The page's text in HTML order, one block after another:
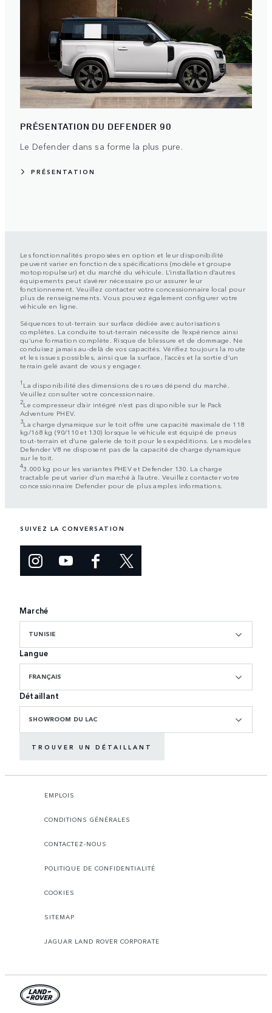
PRÉSENTATION DU DEFENDER 90
Le Defender dans sa forme la plus pure.
PRÉSENTATION
Les fonctionnalités proposées en option et leur disponibilité
peuvent varier en fonction des spécifications (modèle et groupe
motopropulseur) et du marché du véhicule. L’installation d’autres
équipements peut s’avérer nécessaire pour assurer leur
fonctionnement. Veuillez contacter votre concessionnaire local pour
plus de renseignements. Vous pouvez également configurer votre
véhicule en ligne.
Séquences tout-terrain sur surface dédiée avec autorisations
complètes. La conduite tout-terrain nécessite de l’expérience ainsi
qu’une formation complète. Risque de blessure et de dommage. Ne
conduisez jamais au-delà de vos capacités. Vérifiez toujours la route
et les issues possibles, ainsi que la surface, l’accès et la sortie d’un
terrain gelé avant de vous y engager.
1 La disponibilité des dimensions des roues dépend du marché.
Veuillez consulter votre concessionnaire.
2Le compresseur d’air intégré n’est pas disponible sur le Pack
Adventure PHEV.
3La charge dynamique sur le toit offre une capacité maximale de 118
kg/168 kg (90/110 et 130) lorsque le véhicule est équipé de pneus
tout-terrain et d’une galerie de toit pour les expéditions. Les modèles
Defender V8 ne disposent pas de la capacité de charge dynamique
sur le toit.
43.000 kg pour les variantes PHEV et Defender 130. La charge
tractable peut varier d’un marché à l’autre. Veuillez contacter votre
concessionnaire Defender pour de plus amples informations.
SUIVEZ LA CONVERSATION
Marché
TUNISIE
Langue
FRANÇAIS
Détaillant
SHOWROOM DU LAC
TROUVER UN DÉTAILLANT
EMPLOIS
CONDITIONS GÉNÉRALES
CONTACTEZ-NOUS
POLITIQUE DE CONFIDENTIALITÉ
COOKIES
SITEMAP
JAGUAR LAND ROVER CORPORATE